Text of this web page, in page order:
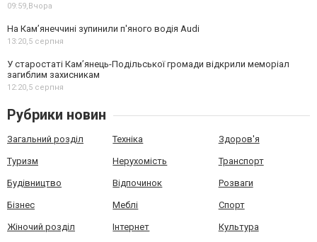
09:59,Вчора
На Камʼянеччині зупинили п'яного водія Audi
13:20,5 серпня
У старостаті Кам’янець-Подільської громади відкрили меморіал
загиблим захисникам
12:20,5 серпня
Рубрики новин
Загальний розділ Техніка Здоров'я
Туризм Нерухомість Транспорт
Будівництво Відпочинок Розваги
Бізнес Меблі Спорт
Жіночий розділ Інтернет Культура